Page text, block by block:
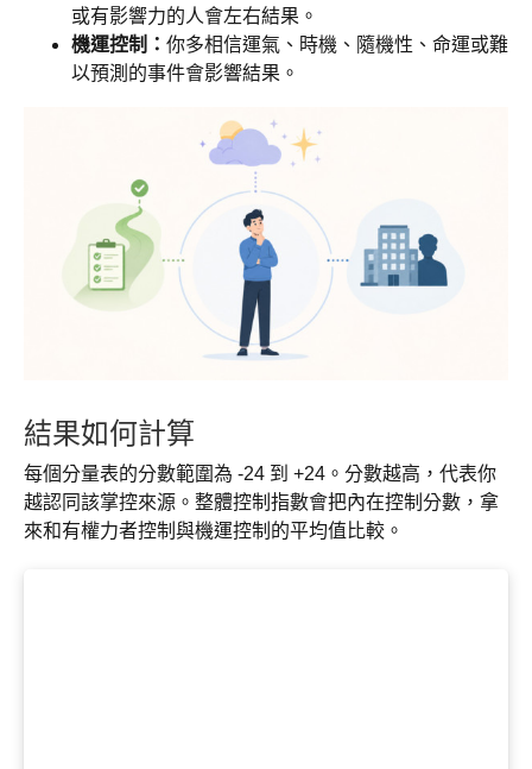
或有影響力的人會左右結果。
機運控制： 你多相信運氣、時機、隨機性、命運或難
以預測的事件會影響結果。
結果如何計算
每個分量表的分數範圍為 -24 到 +24。分數越高，代表你
越認同該掌控來源。整體控制指數會把內在控制分數，拿
來和有權力者控制與機運控制的平均值比較。